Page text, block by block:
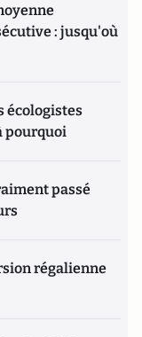
: jusqu'où
écologistes
pourquoi
passé
régalienne